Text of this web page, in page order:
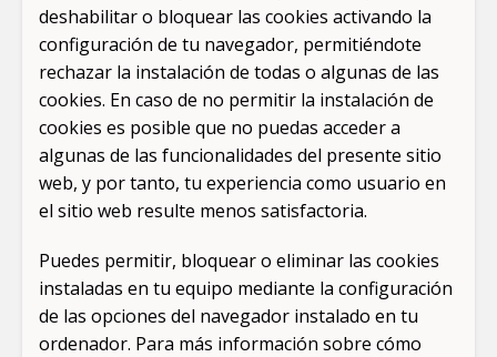
deshabilitar o bloquear las cookies activando la
configuración de tu navegador, permitiéndote
rechazar la instalación de todas o algunas de las
cookies. En caso de no permitir la instalación de
cookies es posible que no puedas acceder a
algunas de las funcionalidades del presente sitio
web, y por tanto, tu experiencia como usuario en
el sitio web resulte menos satisfactoria.
Puedes permitir, bloquear o eliminar las cookies
instaladas en tu equipo mediante la configuración
de las opciones del navegador instalado en tu
ordenador. Para más información sobre cómo